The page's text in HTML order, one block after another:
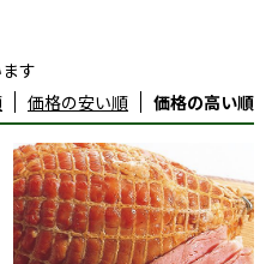
す
価格の安い順 価格の高い順